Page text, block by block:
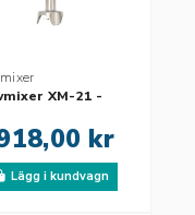
XM-21 -
kr
Lägg i kundvagn